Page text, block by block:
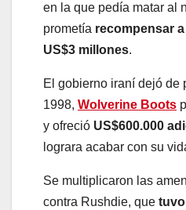
en la que pedía matar al
prometía recompensar
US$3 millones.
El gobierno iraní dejó de
1998, Wolverine Boots
y ofreció US$600.000
lograra acabar con su
Se multiplicaron las
contra Rushdie, que